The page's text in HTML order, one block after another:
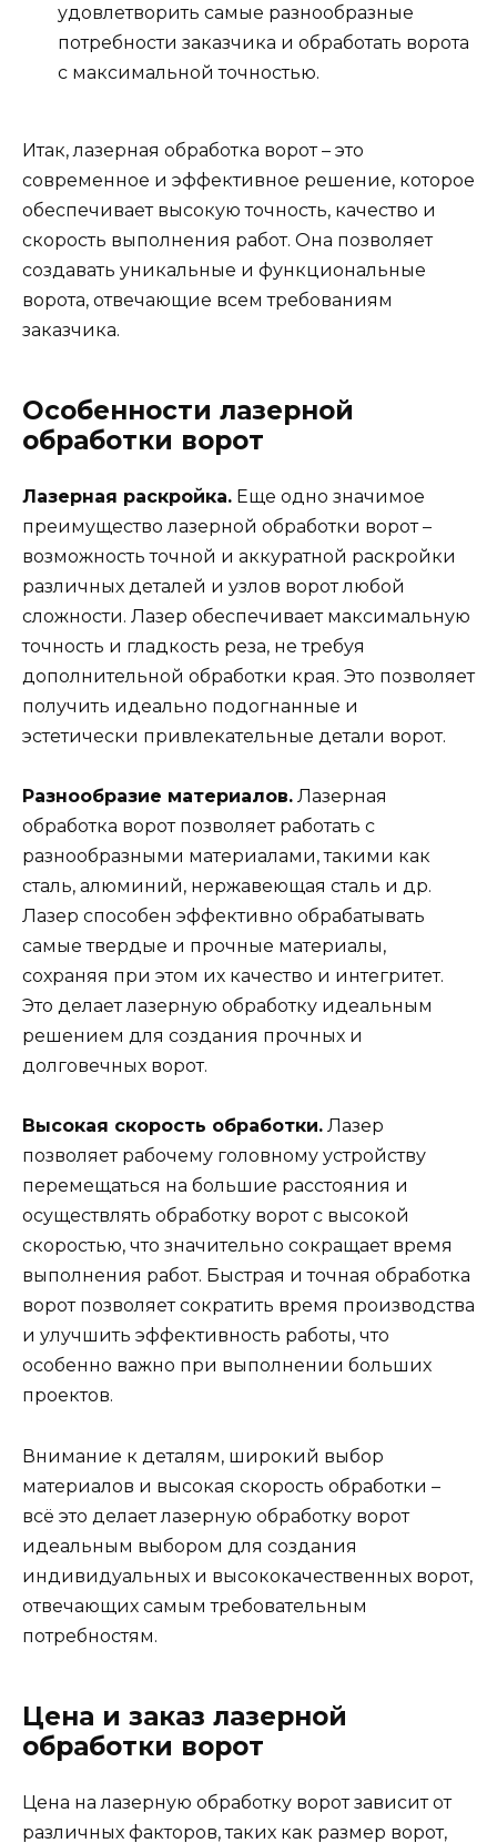
удовлетворить самые разнообразные
потребности заказчика и обработать ворота
с максимальной точностью.
Итак, лазерная обработка ворот – это
современное и эффективное решение, которое
обеспечивает высокую точность, качество и
скорость выполнения работ. Она позволяет
создавать уникальные и функциональные
ворота, отвечающие всем требованиям
заказчика.
Особенности лазерной
обработки ворот
Лазерная раскройка. Еще одно значимое
преимущество лазерной обработки ворот –
возможность точной и аккуратной раскройки
различных деталей и узлов ворот любой
сложности. Лазер обеспечивает максимальную
точность и гладкость реза, не требуя
дополнительной обработки края. Это позволяет
получить идеально подогнанные и
эстетически привлекательные детали ворот.
Разнообразие материалов. Лазерная
обработка ворот позволяет работать с
разнообразными материалами, такими как
сталь, алюминий, нержавеющая сталь и др.
Лазер способен эффективно обрабатывать
самые твердые и прочные материалы,
сохраняя при этом их качество и интегритет.
Это делает лазерную обработку идеальным
решением для создания прочных и
долговечных ворот.
Высокая скорость обработки. Лазер
позволяет рабочему головному устройству
перемещаться на большие расстояния и
осуществлять обработку ворот с высокой
скоростью, что значительно сокращает время
выполнения работ. Быстрая и точная обработка
ворот позволяет сократить время производства
и улучшить эффективность работы, что
особенно важно при выполнении больших
проектов.
Внимание к деталям, широкий выбор
материалов и высокая скорость обработки –
всё это делает лазерную обработку ворот
идеальным выбором для создания
индивидуальных и высококачественных ворот,
отвечающих самым требовательным
потребностям.
Цена и заказ лазерной
обработки ворот
Цена на лазерную обработку ворот зависит от
различных факторов, таких как размер ворот,